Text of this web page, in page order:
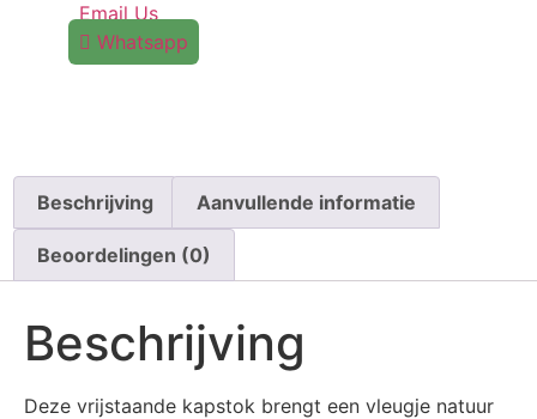
Email Us
Whatsapp
Beschrijving Aanvullende informatie
Beoordelingen (0)
Beschrijving
Deze vrijstaande kapstok brengt een vleugje natuur